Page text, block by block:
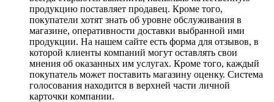
продукцию поставляет продавец. Кроме того,
покупатели хотят знать об уровне обслуживания в
магазине, оперативности доставки выбранной ими
продукции. На нашем сайте есть форма для отзывов, в
которой клиенты компаний могут оставлять свои
мнения об оказанных им услугах. Кроме того, каждый
покупатель может поставить магазину оценку. Система
голосования находится в верхней части личной
карточки компании.